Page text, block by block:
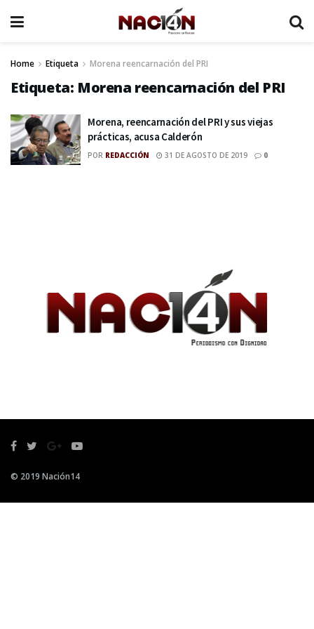
Home Etiqueta Morena reencarnación del PRI
Etiqueta: Morena reencarnación del PRI
Morena, reencarnación del PRI y sus viejas
prácticas, acusa Calderón
POR REDACCIÓN 31 DE AGOSTO DE 2019 0
© 2019 Nación14